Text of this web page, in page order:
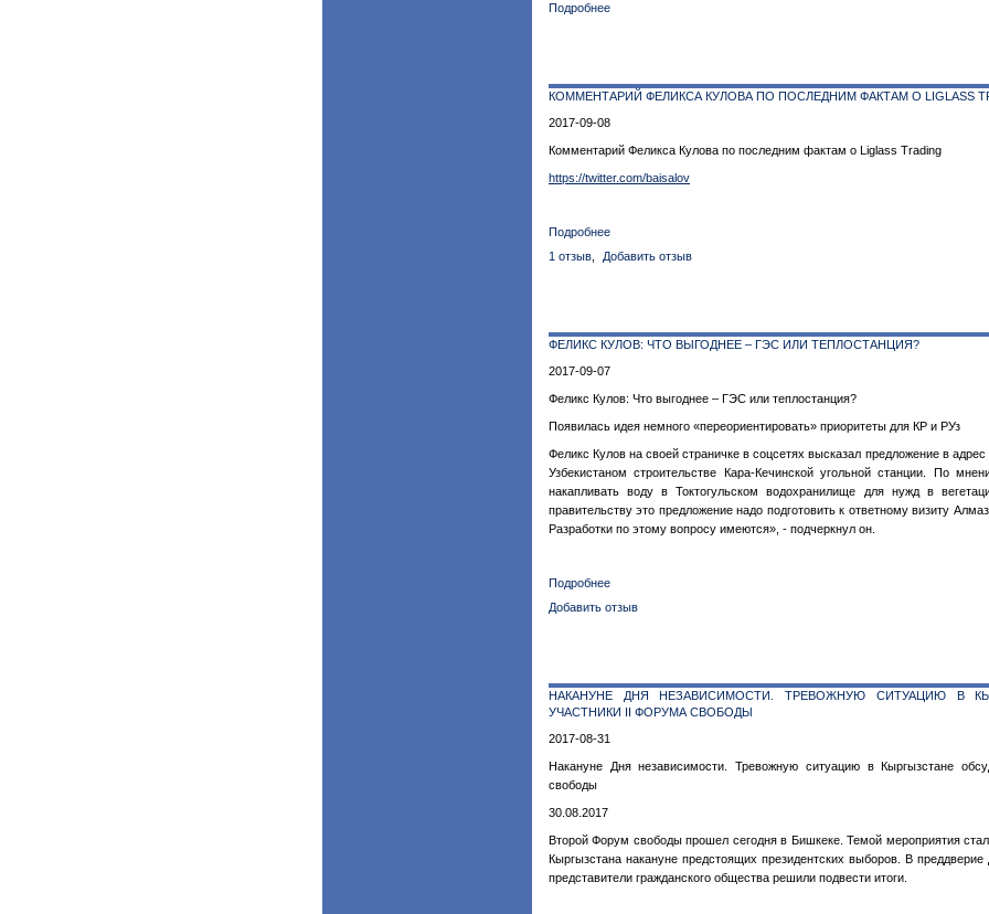
Подробнее
ли
в
провести
чистые
КОММЕНТАРИЙ ФЕЛИКСА КУЛОВА ПО ПОСЛЕДНИМ ФАКТАМ О LIGLASS
2017-09-08
Комментарий Феликса Кулова по последним фактам о Liglass Trading
https://twitter.com/baisalov
Подробнее
Комментарий
фактам
Trading
1 отзыв Добавить отзыв
ФЕЛИКС КУЛОВ: ЧТО ВЫГОДНЕЕ – ГЭС ИЛИ ТЕПЛОСТАНЦИЯ?
2017-09-07
Феликс Кулов: Что выгоднее – ГЭС или теплостанция?
Появилась идея немного «переориентировать» приоритеты для КР и РУз
Феликс Кулов на своей страничке в соцсетях высказал предложение в
Узбекистаном строительстве Кара-Кечинской угольной станции. По
накапливать воду в Токтогульском водохранилище для нужд в
правительству это предложение надо подготовить к ответному визиту
Разработки по этому вопросу имеются», - подчеркнул он.
Подробнее
ГЭС
или
Добавить отзыв
НАКАНУНЕ ДНЯ НЕЗАВИСИМОСТИ. ТРЕВОЖНУЮ СИТУАЦИЮ В
УЧАСТНИКИ II ФОРУМА СВОБОДЫ
2017-08-31
Накануне Дня независимости. Тревожную ситуацию в Кыргызстане
свободы
30.08.2017
Второй Форум свободы прошел сегодня в Бишкеке. Темой мероприятия
Кыргызстана накануне предстоящих президентских выборов. В
представители гражданского общества решили подвести итоги.